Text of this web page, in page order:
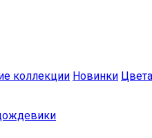
коллекции Новинки Цвета